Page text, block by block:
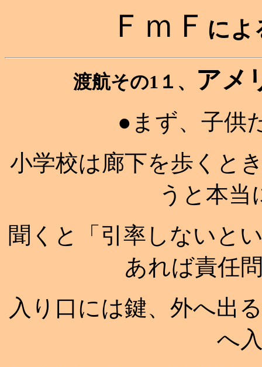
ＦｍＦ によ
渡航その1１、 アメ
●まず、子供
小学校は廊下を歩くと
うと本当
聞くと「引率しないと
あれば責任
入り口には鍵、外へ出
へ